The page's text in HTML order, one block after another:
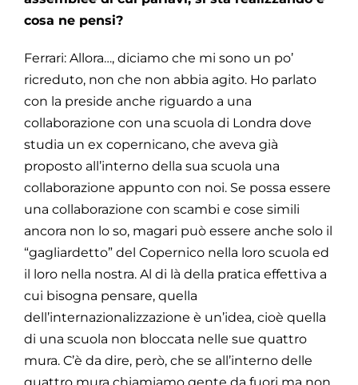
cosa ne pensi?
Ferrari: Allora…, diciamo che mi sono un po’
ricreduto, non che non abbia agito. Ho parlato
con la preside anche riguardo a una
collaborazione con una scuola di Londra dove
studia un ex copernicano, che aveva già
proposto all’interno della sua scuola una
collaborazione appunto con noi. Se possa essere
una collaborazione con scambi e cose simili
ancora non lo so, magari può essere anche solo il
“gagliardetto” del Copernico nella loro scuola ed
il loro nella nostra. Al di là della pratica effettiva a
cui bisogna pensare, quella
dell’internazionalizzazione è un’idea, cioè quella
di una scuola non bloccata nelle sue quattro
mura. C’è da dire, però, che se all’interno delle
quattro mura chiamiamo gente da fuori ma non